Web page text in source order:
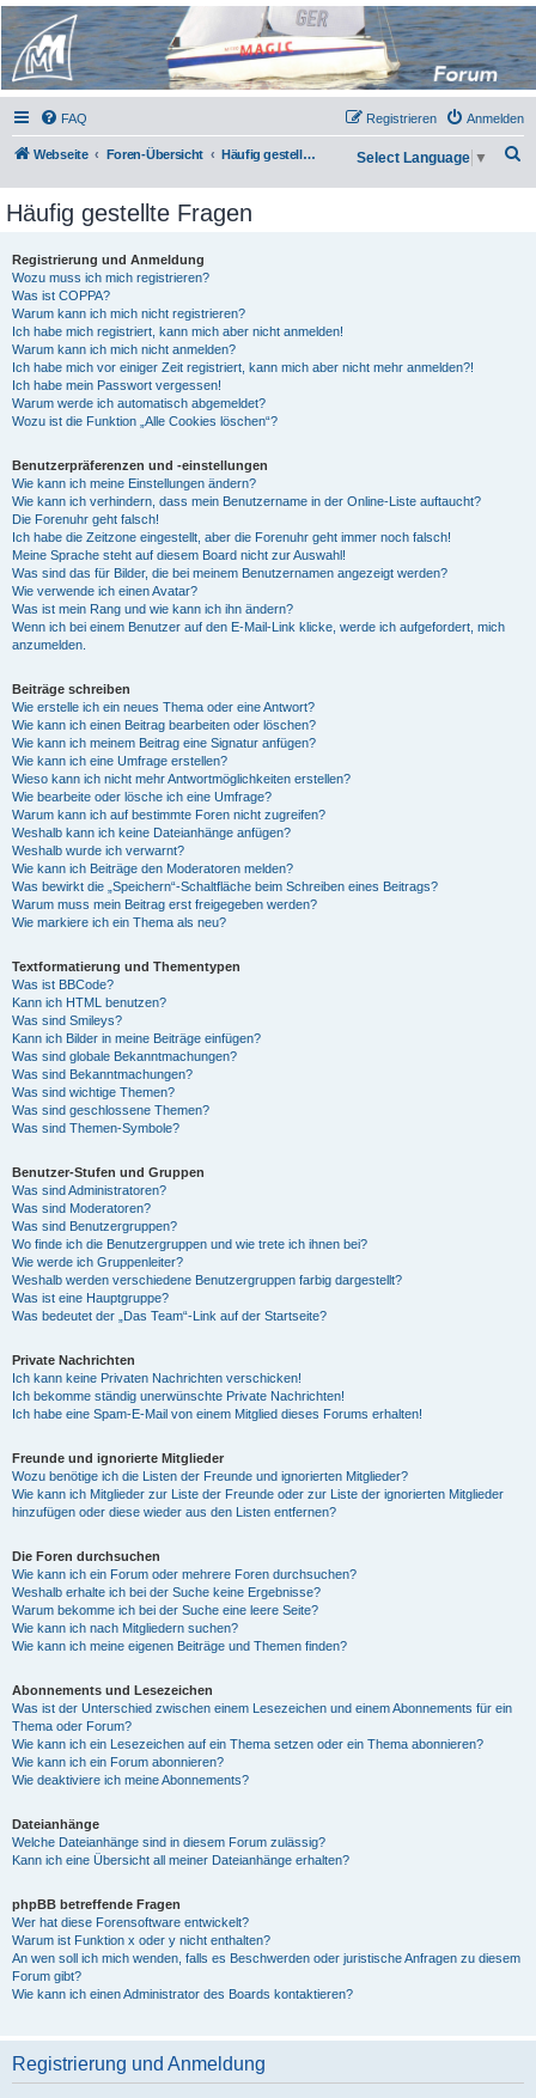
Micro Magic Forum
Deutschland
FAQ Anmelden
Registrieren
Webseite Foren-Übersicht Häufig gestellte Fragen Select Language ▼
Häufig gestellte Fragen
Registrierung und Anmeldung
Wozu muss ich mich registrieren?
Was ist COPPA?
Warum kann ich mich nicht registrieren?
Ich habe mich registriert, kann mich aber nicht anmelden!
Warum kann ich mich nicht anmelden?
Ich habe mich vor einiger Zeit registriert, kann mich aber nicht mehr anmelden?!
Ich habe mein Passwort vergessen!
Warum werde ich automatisch abgemeldet?
Wozu ist die Funktion „Alle Cookies löschen“?
Benutzerpräferenzen und -einstellungen
Wie kann ich meine Einstellungen ändern?
Wie kann ich verhindern, dass mein Benutzername in der Online-Liste auftaucht?
Die Forenuhr geht falsch!
Ich habe die Zeitzone eingestellt, aber die Forenuhr geht immer noch falsch!
Meine Sprache steht auf diesem Board nicht zur Auswahl!
Was sind das für Bilder, die bei meinem Benutzernamen angezeigt werden?
Wie verwende ich einen Avatar?
Was ist mein Rang und wie kann ich ihn ändern?
Wenn ich bei einem Benutzer auf den E-Mail-Link klicke, werde ich aufgefordert, mich
anzumelden.
Beiträge schreiben
Wie erstelle ich ein neues Thema oder eine Antwort?
Wie kann ich einen Beitrag bearbeiten oder löschen?
Wie kann ich meinem Beitrag eine Signatur anfügen?
Wie kann ich eine Umfrage erstellen?
Wieso kann ich nicht mehr Antwortmöglichkeiten erstellen?
Wie bearbeite oder lösche ich eine Umfrage?
Warum kann ich auf bestimmte Foren nicht zugreifen?
Weshalb kann ich keine Dateianhänge anfügen?
Weshalb wurde ich verwarnt?
Wie kann ich Beiträge den Moderatoren melden?
Was bewirkt die „Speichern“-Schaltfläche beim Schreiben eines Beitrags?
Warum muss mein Beitrag erst freigegeben werden?
Wie markiere ich ein Thema als neu?
Textformatierung und Thementypen
Was ist BBCode?
Kann ich HTML benutzen?
Was sind Smileys?
Kann ich Bilder in meine Beiträge einfügen?
Was sind globale Bekanntmachungen?
Was sind Bekanntmachungen?
Was sind wichtige Themen?
Was sind geschlossene Themen?
Was sind Themen-Symbole?
Benutzer-Stufen und Gruppen
Was sind Administratoren?
Was sind Moderatoren?
Was sind Benutzergruppen?
Wo finde ich die Benutzergruppen und wie trete ich ihnen bei?
Wie werde ich Gruppenleiter?
Weshalb werden verschiedene Benutzergruppen farbig dargestellt?
Was ist eine Hauptgruppe?
Was bedeutet der „Das Team“-Link auf der Startseite?
Private Nachrichten
Ich kann keine Privaten Nachrichten verschicken!
Ich bekomme ständig unerwünschte Private Nachrichten!
Ich habe eine Spam-E-Mail von einem Mitglied dieses Forums erhalten!
Freunde und ignorierte Mitglieder
Wozu benötige ich die Listen der Freunde und ignorierten Mitglieder?
Wie kann ich Mitglieder zur Liste der Freunde oder zur Liste der ignorierten Mitglieder
hinzufügen oder diese wieder aus den Listen entfernen?
Die Foren durchsuchen
Wie kann ich ein Forum oder mehrere Foren durchsuchen?
Weshalb erhalte ich bei der Suche keine Ergebnisse?
Warum bekomme ich bei der Suche eine leere Seite?
Wie kann ich nach Mitgliedern suchen?
Wie kann ich meine eigenen Beiträge und Themen finden?
Abonnements und Lesezeichen
Was ist der Unterschied zwischen einem Lesezeichen und einem Abonnements für ein
Thema oder Forum?
Wie kann ich ein Lesezeichen auf ein Thema setzen oder ein Thema abonnieren?
Wie kann ich ein Forum abonnieren?
Wie deaktiviere ich meine Abonnements?
Dateianhänge
Welche Dateianhänge sind in diesem Forum zulässig?
Kann ich eine Übersicht all meiner Dateianhänge erhalten?
phpBB betreffende Fragen
Wer hat diese Forensoftware entwickelt?
Warum ist Funktion x oder y nicht enthalten?
An wen soll ich mich wenden, falls es Beschwerden oder juristische Anfragen zu diesem
Forum gibt?
Wie kann ich einen Administrator des Boards kontaktieren?
Registrierung und Anmeldung